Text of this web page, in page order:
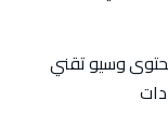
وسيو تقني